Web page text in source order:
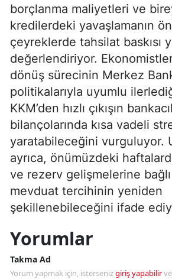
borçlanma maliyetleri ve
kredilerdeki yavaşlamanın
çeyreklerde tahsilat baskısı
değerlendiriyor.
dönüş sürecinin Merkez
politikalarıyla uyumlu
KKM’den hızlı çıkışın
bilançolarında kısa vadeli
yaratabileceğini vurguluyor.
ayrıca, önümüzdeki
ve rezerv gelişmelerine
mevduat tercihinin yeniden
şekillenebileceğini ifade
Yorumlar
Takma Ad
Yorum yapmak için, istersenizgiriş yapabilir